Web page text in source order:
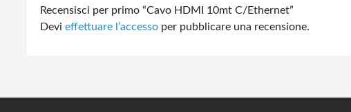
Recensisci per primo “Cavo HDMI 10mt C/Ethernet”
Devi effettuare l’accesso per pubblicare una recensione.